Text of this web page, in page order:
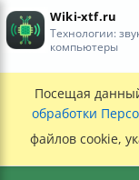
Wiki-xtf.ru
Технологии:
компьютеры
Посещая
обработки
файлов cookie,